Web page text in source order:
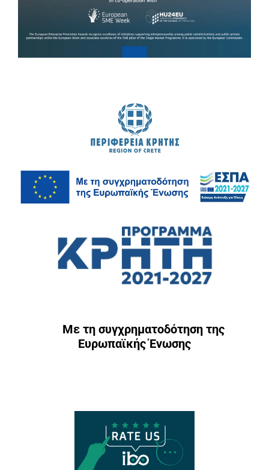
Με τη συγχρηματοδότηση της
Ευρωπαϊκής Ένωσης